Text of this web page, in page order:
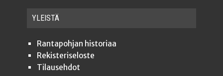
YLEISTÄ
Ran­ta­poh­jan historiaa
Rekis­te­ri­se­los­te
Tilauseh­dot